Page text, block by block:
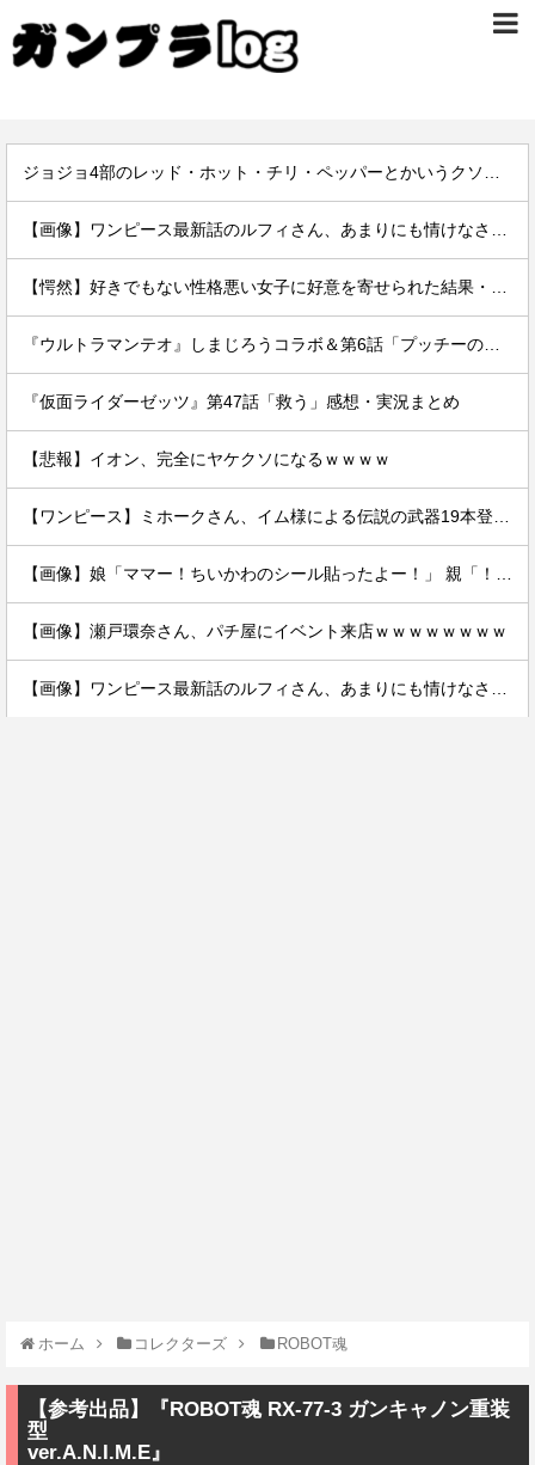
『仮面ライダーゼッツ』第47話「救う」感想・実況まとめ
【悲報】イオン、完全にヤケクソになるｗｗｗｗ
【画像】瀬戸環奈さん、パチ屋にイベント来店ｗｗｗｗｗｗｗｗ
ホーム コレクターズ ROBOT魂
【参考出品】『ROBOT魂 RX-77-3 ガンキャノン重装
型
ver.A.N.I.M.E』